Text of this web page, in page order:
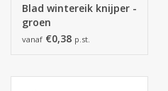
Blad wintereik knijper -
groen
vanaf €0,38 p.st.